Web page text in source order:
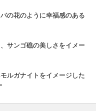
の花のように幸福感のある
サンゴ礁の美しさをイメー
ルガナイトをイメージした